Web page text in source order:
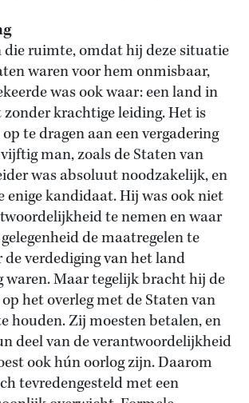
die ruimte, omdat hij deze situatie
waren voor hem onmisbaar,
was ook waar: een land in
krachtige leiding. Het is
te dragen aan een vergadering
man, zoals de Staten van
was absoluut noodzakelijk, en
enige kandidaat. Hij was ook niet
te nemen en waar
de maatregelen te
verdediging van het land
waren. Maar tegelijk bracht hij de
het overleg met de Staten van
houden. Zij moesten betalen, en
deel van de verantwoordelijkheid
ook hún oorlog zijn. Daarom
tevredengesteld met een